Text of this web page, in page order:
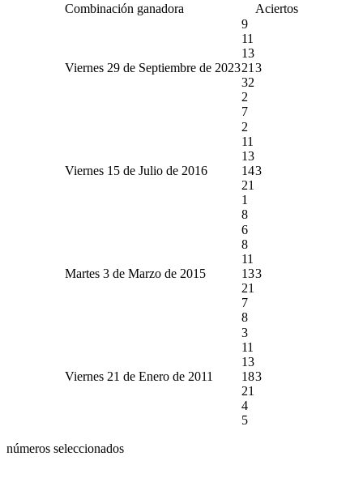
Combinación ganadora Aciertos
Viernes 29 de Septiembre de 2023
9
11
13
21
32
2
7
3
Viernes 15 de Julio de 2016
2
11
13
14
21
1
8
3
Martes 3 de Marzo de 2015
6
8
11
13
21
7
8
3
Viernes 21 de Enero de 2011
3
11
13
18
21
4
5
3
números seleccionados